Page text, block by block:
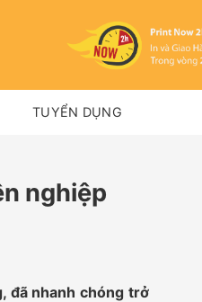
TUYỂN DỤNG
nghiệp
đã nhanh chóng trở